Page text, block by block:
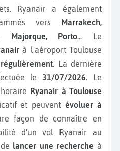
Ryanair a également
vers Marrakech,
Majorque, Porto... Le
à l'aéroport Toulouse
. La dernière
le31/07/2026. Le
Ryanair à Toulouse
et peuventévoluer à
façon de connaître en
d'un vol Ryanair au
lancer une recherche à